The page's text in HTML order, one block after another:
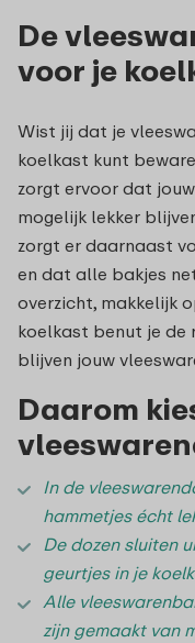
De
voor je
Wist jij dat je
koelkast kunt
zorgt ervoor dat
mogelijk lekker
zorgt er daarnaast
en dat alle bakjes
overzicht, makkelijk
koelkast benut je de
blijven jouw
Daarom
In de
hammetjes écht
De dozen sluiten
geurtjes in je
Alle
zijn gemaakt van